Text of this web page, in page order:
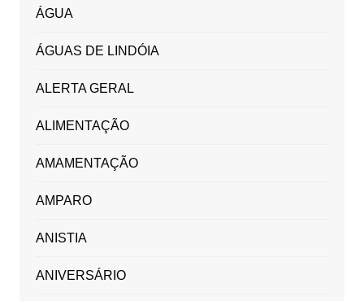
ÁGUA
ÁGUAS DE LINDÓIA
ALERTA GERAL
ALIMENTAÇÃO
AMAMENTAÇÃO
AMPARO
ANISTIA
ANIVERSÁRIO